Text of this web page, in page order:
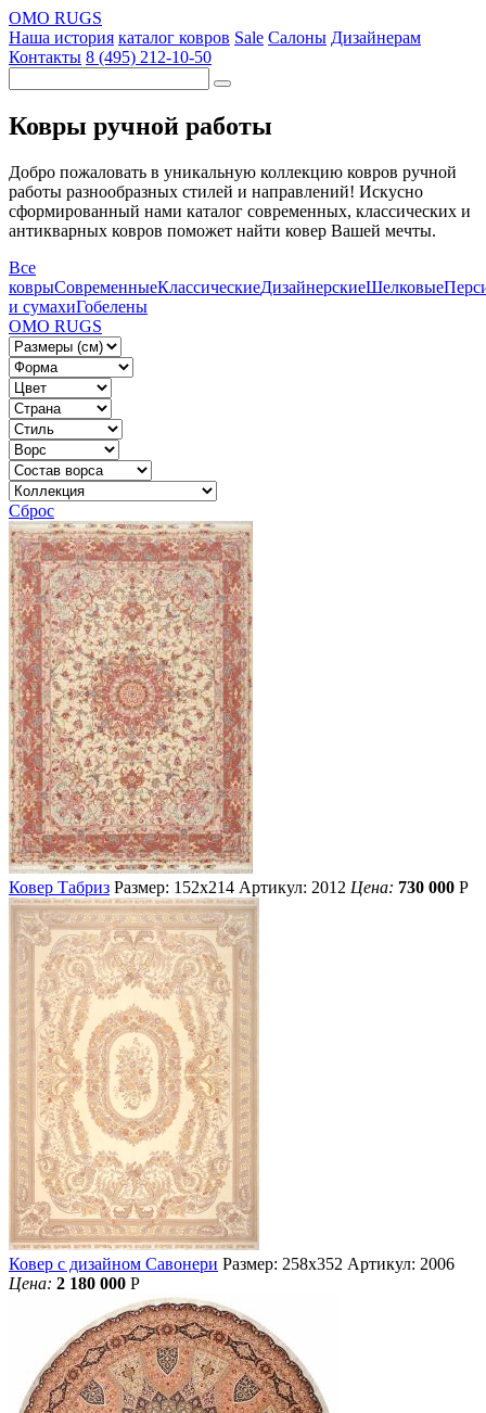
OMO RUGS
Наша история каталог ковров Sale Салоны Дизайнерам
Контакты 8 (495) 212-10-50
Ковры ручной работы
Добро пожаловать в уникальную коллекцию ковров ручной
работы разнообразных стилей и направлений! Искусно
сформированный нами каталог современных, классических и
антикварных ковров поможет найти ковер Вашей мечты.
Все
коврыСовременныеКлассическиеДизайнерскиеШелковые
и сумахиГобелены
OMO RUGS
Сброс
Ковер Табриз Размер: 152х214 Артикул: 2012 Цена: 730 000 Р
Ковер с дизайном Савонери Размер: 258х352 Артикул: 2006
Цена: 2 180 000 Р